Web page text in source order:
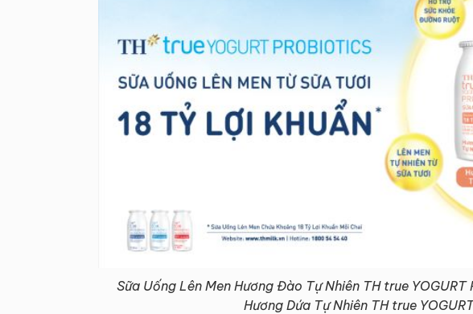
Sữa Uống Lên Men Hương Đào Tự Nhiên TH true YOGURT
Hương Dứa Tự Nhiên TH true